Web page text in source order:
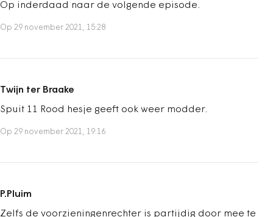
Op inderdaad naar de volgende episode.
Op 29 november 2021, 15:28
Twijn ter Braake
Spuit 11 Rood hesje geeft ook weer modder.
Op 29 november 2021, 19:16
P.Pluim
Zelfs de voorzieningenrechter is partijdig door mee te